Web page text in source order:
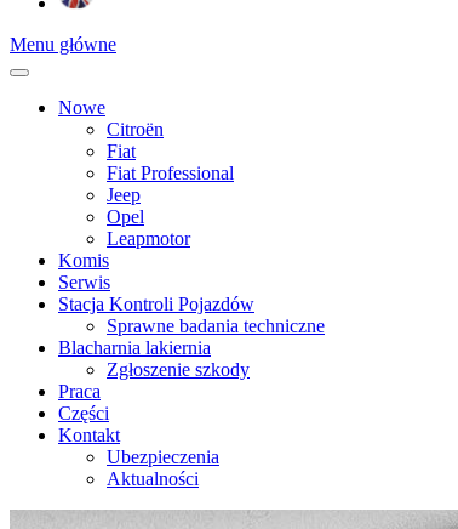
Menu główne
Nowe
Citroën
Fiat
Fiat Professional
Jeep
Opel
Leapmotor
Komis
Serwis
Stacja Kontroli Pojazdów
Sprawne badania techniczne
Blacharnia lakiernia
Zgłoszenie szkody
Praca
Części
Kontakt
Ubezpieczenia
Aktualności